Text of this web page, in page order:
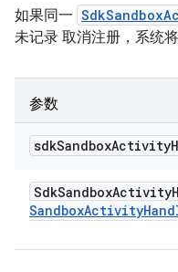
如果同一
未记录 取消注册，系统
参数
sdkSandboxActivity
SdkSandboxActivity
SandboxActivity